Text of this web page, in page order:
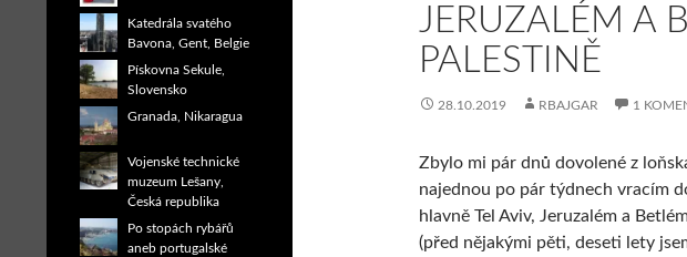
JERUZALÉM A
PALESTINĚ
28.10.2019 RBAJGAR 1
Zbylo mi pár dnů dovolené z
najednou po pár týdnech vracím
hlavně Tel Aviv, Jeruzalém a
(před nějakými pěti, deseti lety
Katedrála svatého
Bavona, Gent, Belgie
Pískovna Sekule,
Slovensko
Granada, Nikaragua
Vojenské technické
muzeum Lešany,
Česká republika
Po stopách rybářů
aneb portugalské